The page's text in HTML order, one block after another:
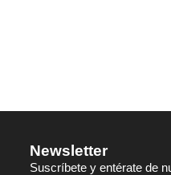
Newsletter
Suscríbete y entérate de